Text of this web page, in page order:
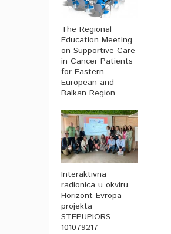
The Regional
Education Meeting
on Supportive Care
in Cancer Patients
for Eastern
European and
Balkan Region
Interaktivna
radionica u okviru
Horizont Evropa
projekta
STEPUPIORS –
101079217